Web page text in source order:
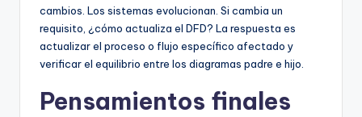
cambios. Los sistemas evolucionan. Si cambia un
requisito, ¿cómo actualiza el DFD? La respuesta es
actualizar el proceso o flujo específico afectado y
verificar el equilibrio entre los diagramas padre e hijo.
Pensamientos finales